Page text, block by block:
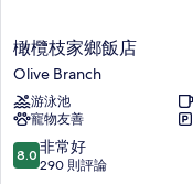
橄
欖
枝
家
鄉
飯
店
橄欖枝家鄉飯店
Olive Branch
游泳池
寵物友善
8.0
分，
8.0 非常好
290 則評論